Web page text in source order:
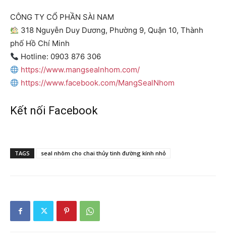
CÔNG TY CỔ PHẦN SÀI NAM
318 Nguyễn Duy Dương, Phường 9, Quận 10, Thành
phố Hồ Chí Minh
Hotline: 0903 876 306
https://www.mangsealnhom.com/
https://www.facebook.com/MangSealNhom
Kết nối Facebook
TAGS seal nhôm cho chai thủy tinh đường kính nhỏ